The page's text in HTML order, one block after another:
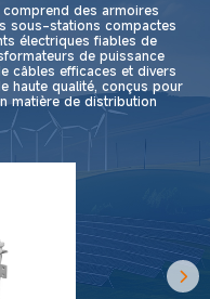
des armoires
sous-stations compactes
électriques fiables de
de puissance
câbles efficaces et divers
haute qualité, conçus pour
matière de distribution